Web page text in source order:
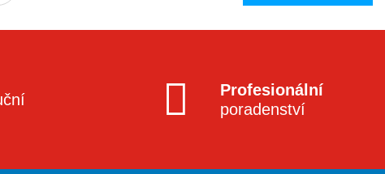
Profesionální
poradenství